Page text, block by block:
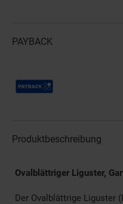
PAYBACK
Payback Punkte
Produktbeschreibung
Ovalblättriger Liguster,
Der Ovalblättrige Liguster